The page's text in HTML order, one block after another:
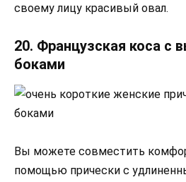
своему лицу красивый овал.
20. Французская коса с
боками
Вы можете совместить
помощью прически с